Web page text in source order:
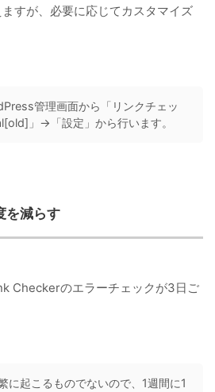
すが、必要に応じてカスタマイズ
管理画面から「リンクチェッ
」→「設定」から行います。
を減らす
Checkerのエラーチェックが3日ご
に起こるものでないので、1週間に1